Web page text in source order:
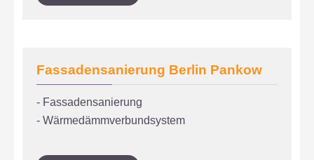
KASTANIENALLEE
Fassadensanierung Berlin Pankow
- Fassadensanierung
- Wärmedämmverbundsystem